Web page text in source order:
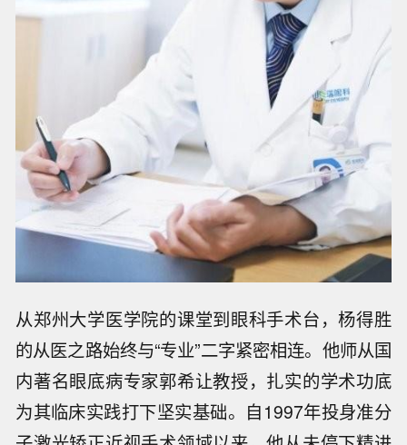
从郑州大学医学院的课堂到眼科手术台，杨得胜
的从医之路始终与“专业”二字紧密相连。他师从国
内著名眼底病专家郭希让教授，扎实的学术功底
为其临床实践打下坚实基础。自1997年投身准分